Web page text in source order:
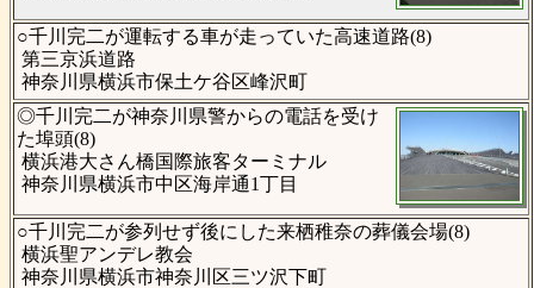
○千川完二が運転する車が走っていた高速道路(8)
第三京浜道路
神奈川県横浜市保土ケ谷区峰沢町
◎千川完二が神奈川県警からの電話を受け
た埠頭(8)
横浜港大さん橋国際旅客ターミナル
神奈川県横浜市中区海岸通1丁目
○千川完二が参列せず後にした来栖稚奈の葬儀会場(8)
横浜聖アンデレ教会
神奈川県横浜市神奈川区三ツ沢下町